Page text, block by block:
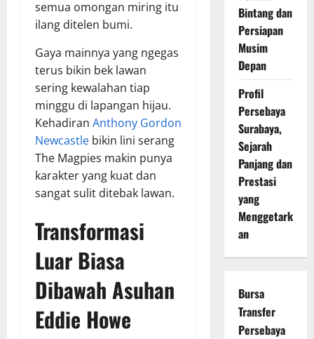
semua omongan miring itu
ilang ditelen bumi.
Gaya mainnya yang ngegas
terus bikin bek lawan
sering kewalahan tiap
minggu di lapangan hijau.
Kehadiran Anthony Gordon
Newcastle bikin lini serang
The Magpies makin punya
karakter yang kuat dan
sangat sulit ditebak lawan.
Transformasi
Luar Biasa
Dibawah Asuhan
Eddie Howe
Bintang dan
Persiapan
Musim
Depan
Profil
Persebaya
Surabaya,
Sejarah
Panjang dan
Prestasi
yang
Menggetark
an
Bursa
Transfer
Persebaya